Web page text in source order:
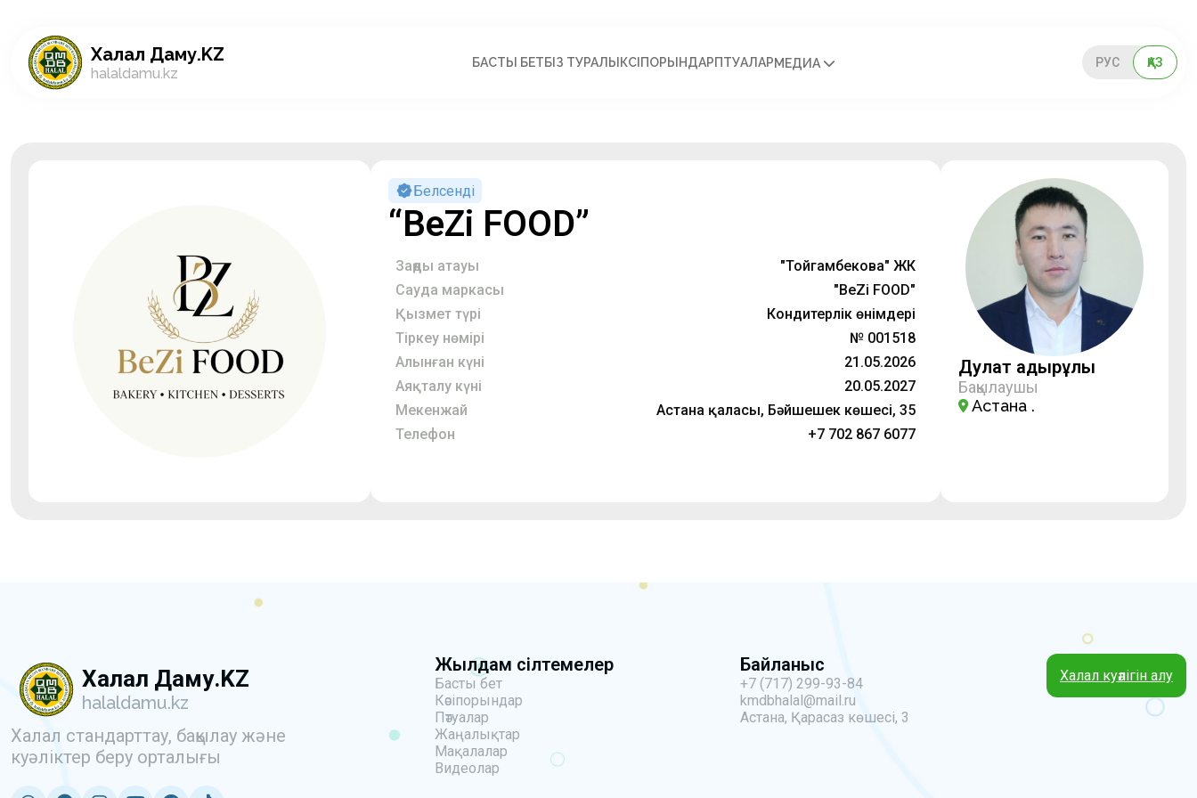
Халал Даму.KZ
halaldamu.kz
БАСТЫ БЕТБІЗ ТУРАЛЫ КӘСІПОРЫНДАРПӘТУАЛАРМЕДИА РУС ҚАЗ
Белсенді
“BeZi FOOD”
Заңды атауы
"Тойгамбекова" ЖК
Сауда маркасы
"BeZi FOOD"
Қызмет түрі
Кондитерлік өнімдері
Тіркеу нөмірі
№ 001518
Алынған күні
21.05.2026
Аяқталу күні
20.05.2027
Мекенжай
Астана қаласы, Бәйшешек көшесі, 35
Телефон
+7 702 867 6077
Дулат Қадырұлы
Бақылаушы
Астана қ.
Халал Даму.KZ
halaldamu.kz
Халал стандарттау, бақылау және
куәліктер беру орталығы
Жылдам сілтемелер
Басты бет
Кәсіпорындар
Пәтуалар
Жаңалықтар
Мақалалар
Видеолар
Байланыс
+7 (717) 299-93-84
kmdbhalal@mail.ru
Астана, Қарасаз көшесі, 3
Халал куәлігін алу